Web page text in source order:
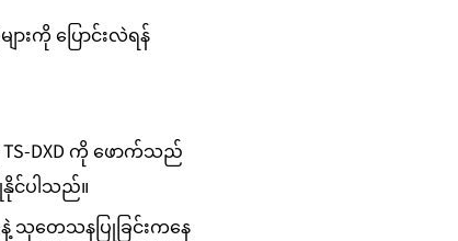
ားကို ပြောင်းလဲရန်
TS-DXD ကို ဖောက်သည်
င်ပါသည်။
သုတေသနပြုခြင်းကနေ